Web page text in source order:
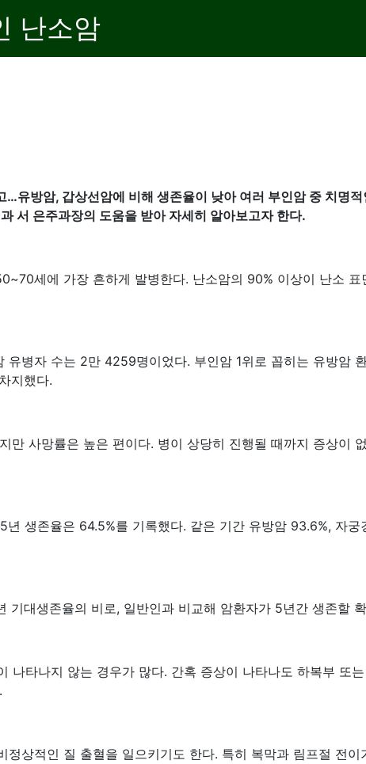
난소암
유방암, 갑상선암에 비해 생존율이 낮아 여러 부인암 중 치명
서 은주과장의 도움을 받아 자세히 알아보고자 한다.
세에 가장 흔하게 발병한다. 난소암의 90% 이상이 난소 표
유병자 수는 2만 4259명이었다. 부인암 1위로 꼽히는 유방암
지했다.
만 사망률은 높은 편이다. 병이 상당히 진행될 때까지 증상이
생존율은 64.5%를 기록했다. 같은 기간 유방암 93.6%, 자궁
대생존율의 비로, 일반인과 비교해 암환자가 5년간 생존할
나타나지 않는 경우가 많다. 간혹 증상이 나타나도 하복부 또
상적인 질 출혈을 일으키기도 한다. 특히 복막과 림프절 전